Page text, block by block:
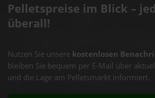
Pelletspreise im Blick –
überall!
Nutzen Sie unsere kostenlosen
bleiben Sie bequem per E-Mail über
und die Lage am Pelletsmarkt informiert.